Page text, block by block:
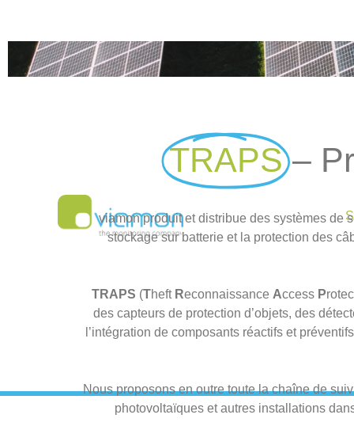
Battery Protection
TRAPS –
viamon produit et distribue des systèmes
stockage sur batterie et la protection des
TRAPS(TheftReconnaissance AccessP
des capteurs de protection d’objets, des
Nous proposons en outre toute la chaîne de
photovoltaïques et autres installations